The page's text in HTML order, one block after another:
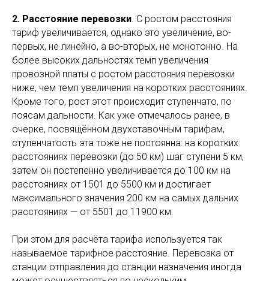
2. Расстояние перевозки. С ростом расстояния
тариф увеличивается, однако это увеличение, во-
первых, не линейно, а во-вторых, не монотонно. На
более высоких дальностях темп увеличения
провозной платы с ростом расстояния перевозки
ниже, чем темп увеличения на коротких расстояниях.
Кроме того, рост этот происходит ступенчато, по
поясам дальности. Как уже отмечалось ранее, в
очерке, посвящённом двухставочным тарифам,
ступенчатость эта тоже не постоянна: на коротких
расстояниях перевозки (до 50 км) шаг ступени 5 км,
затем он постепенно увеличивается до 100 км на
расстояниях от 1501 до 5500 км и достигает
максимального значения 200 км на самых дальних
расстояниях — от 5501 до 11900 км.
При этом для расчёта тарифа используется так
называемое тарифное расстояние. Перевозка от
станции отправления до станции назначения иногда